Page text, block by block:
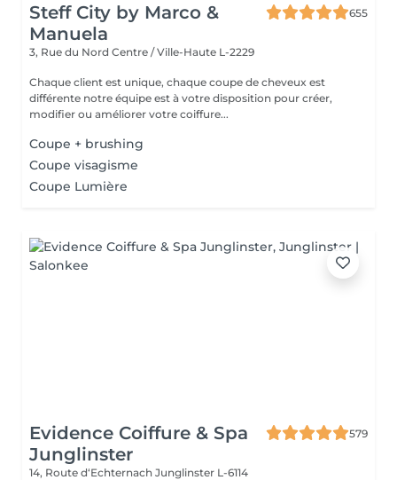
Steff City by Marco &
Manuela
655
3, Rue du Nord Centre / Ville-Haute L-2229
Chaque client est unique, chaque coupe de cheveux est
différente notre équipe est à votre disposition pour créer,
modifier ou améliorer votre coiffure...
Coupe + brushing
Coupe visagisme
Coupe Lumière
Evidence Coiffure & Spa
Junglinster
579
14, Route d‘Echternach Junglinster L-6114